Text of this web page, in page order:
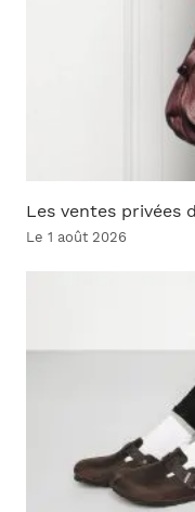
Les ventes privées
Le 1 août 2026